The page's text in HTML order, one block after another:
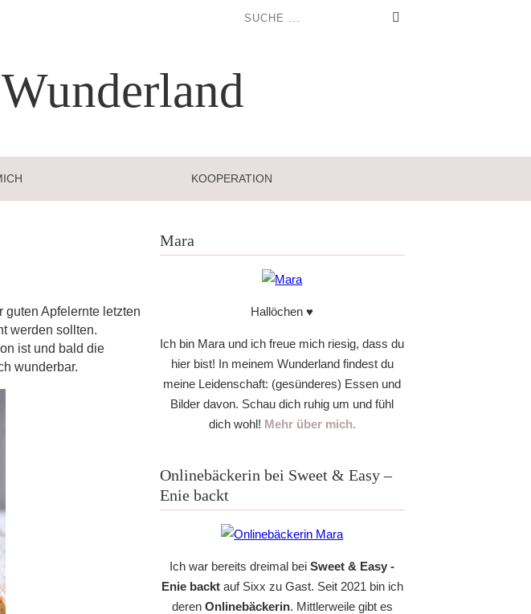
Wunderland
KOOPERATION
guten Apfelernte letzten
werden sollten.
ist und bald die
wunderbar.
Mara
Hallöchen ♥
Ich bin Mara und ich freue mich riesig, dass du
hier bist! In meinem Wunderland findest du
meine Leidenschaft: (gesünderes) Essen und
Bilder davon. Schau dich ruhig um und fühl
dich wohl! Mehr über mich.
Onlinebäckerin bei Sweet & Easy –
Enie backt
Ich war bereits dreimal beiSweet & Easy -
Enie backtauf Sixx zu Gast. Seit 2021 bin ich
deren Onlinebäckerin. Mittlerweile gibt es